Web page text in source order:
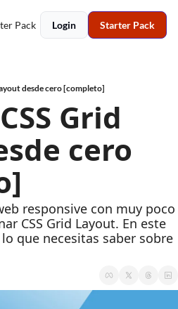
Pack Login Starter Pack
desde cero [completo]
Grid
cero
responsive con muy poco
CSS Grid Layout. En este
que necesitas saber sobre